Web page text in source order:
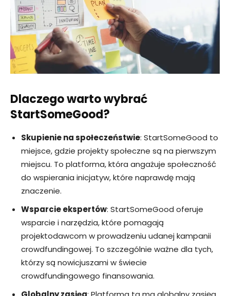
Dlaczego warto wybrać
StartSomeGood?
Skupienie na społeczeństwie: StartSomeGood to
miejsce, gdzie projekty społeczne są na pierwszym
miejscu. To platforma, która angażuje społeczność
do wspierania inicjatyw, które naprawdę mają
znaczenie.
Wsparcie ekspertów: StartSomeGood oferuje
wsparcie i narzędzia, które pomagają
projektodawcom w prowadzeniu udanej kampanii
crowdfundingowej. To szczególnie ważne dla tych,
którzy są nowicjuszami w świecie
crowdfundingowego finansowania.